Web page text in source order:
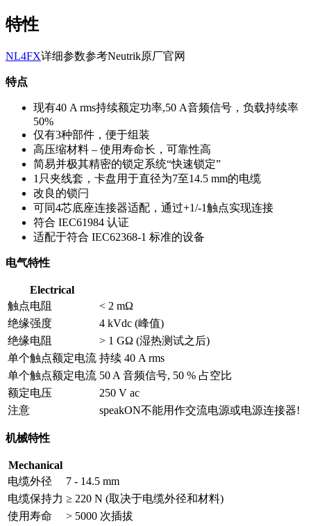
特性
NL4FX详细参数参考Neutrik原厂官网
特点
现有40 A rms持续额定功率,50 A音频信号，负载持续率
50%
仅有3种部件，便于组装
高压缩材料 – 使用寿命长，可靠性高
简易并极其精密的锁定系统“快速锁定”
1只夹线套，卡盘用于直径为7至14.5 mm的电缆
改良的锁闩
可同4芯底座连接器适配，通过+1/-1触点实现连接
符合 IEC61984 认证
适配于符合 IEC62368-1 标准的设备
电气特性
Electrical
触点电阻
< 2 mΩ
绝缘强度
4 kVdc (峰值)
绝缘电阻
> 1 GΩ (湿热测试之后)
单个触点额定电流 持续 40 A rms
单个触点额定电流 50 A 音频信号, 50 % 占空比
额定电压
250 V ac
注意
speakON不能用作交流电源或电源连接器!
机械特性
Mechanical
电缆外径
7 - 14.5 mm
电缆保持力 ≥ 220 N (取决于电缆外径和材料)
使用寿命
> 5000 次插拔